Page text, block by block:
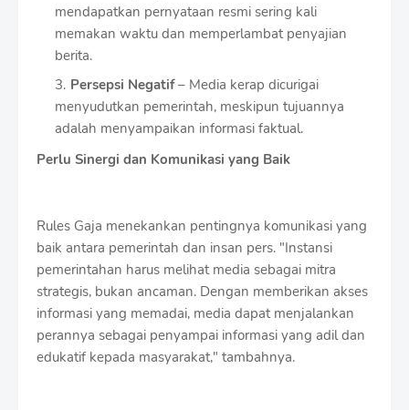
mendapatkan pernyataan resmi sering kali
memakan waktu dan memperlambat penyajian
berita.
Persepsi Negatif– Media kerap dicurigai
menyudutkan pemerintah, meskipun tujuannya
adalah menyampaikan informasi faktual.
Perlu Sinergi dan Komunikasi yang Baik
Rules Gaja menekankan pentingnya komunikasi yang
baik antara pemerintah dan insan pers. "Instansi
pemerintahan harus melihat media sebagai mitra
strategis, bukan ancaman. Dengan memberikan akses
informasi yang memadai, media dapat menjalankan
perannya sebagai penyampai informasi yang adil dan
edukatif kepada masyarakat," tambahnya.